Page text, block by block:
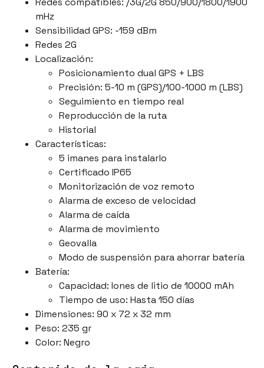
mHz
Sensibilidad GPS: -159 dBm
Redes 2G
Localización:
Posicionamiento dual GPS + LBS
Precisión: 5-10 m (GPS)/100-1000 m (LBS)
Seguimiento en tiempo real
Reproducción de la ruta
Historial
Características:
5 imanes para instalarlo
Certificado IP65
Monitorización de voz remoto
Alarma de exceso de velocidad
Alarma de caída
Alarma de movimiento
Geovalla
Modo de suspensión para ahorrar batería
Batería:
Capacidad: Iones de litio de 10000 mAh
Tiempo de uso: Hasta 150 días
Dimensiones: 90 x 72 x 32 mm
Peso: 235 gr
Color: Negro